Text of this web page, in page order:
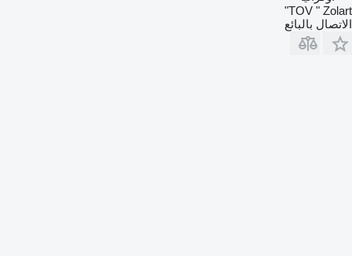
TOV " Zolart"
الاتصال بالبائع